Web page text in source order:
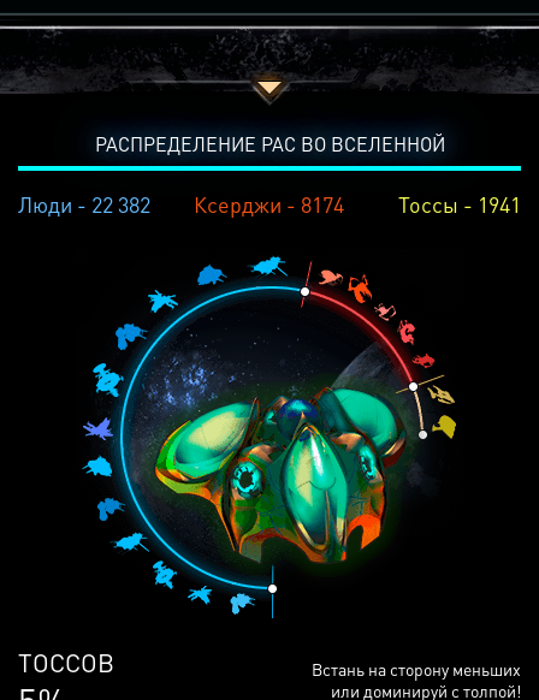
РАСПРЕДЕЛЕНИЕ РАС ВО ВСЕЛЕННОЙ
Люди - 22 382 Ксерджи - 8174 Тоссы - 1941
ЛЮДЕЙ
Встань на сторону меньших
или доминируй с толпой!